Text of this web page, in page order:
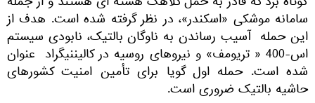
سامانه موشکی «اسکندر»، در نظر گرفته شده است. هدف از
این حمله آسیب رساندن به ناوگان بالتیک، نابودی سیستم
اس-400 « تریومف» و نیروهای روسیه در کالیننیگراد عنوان
شده است. حمله اول گویا برای تأمین امنیت کشورهای
حاشیه بالتیک ضروری است.